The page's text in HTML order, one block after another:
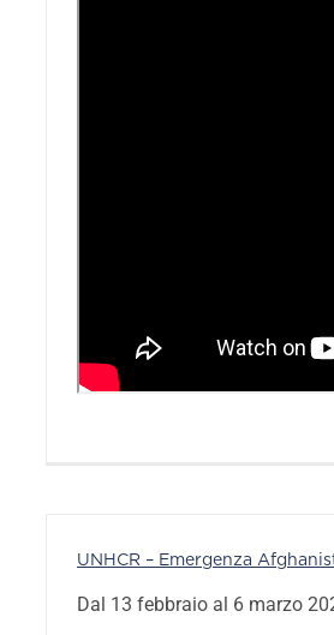
UNHCR – Emergenza
Dal 13 febbraio al 6 marzo